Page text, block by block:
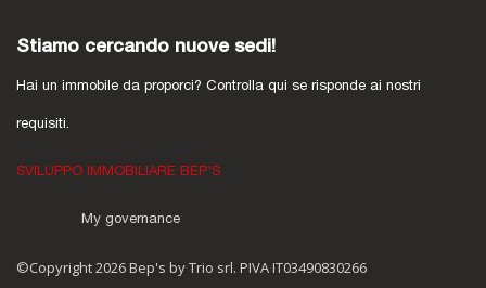
Stiamo cercando nuove sedi!
Hai un immobile da proporci? Controlla qui se risponde ai nostri
requisiti.
SVILUPPO IMMOBILIARE BEP'S
My governance
©Copyright 2026 Bep's by Trio srl. PIVA IT03490830266